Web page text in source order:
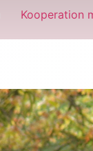
Kooperation